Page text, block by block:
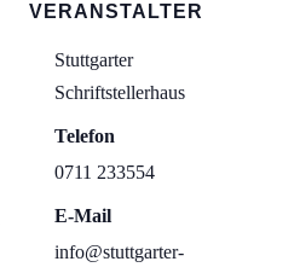
VERANSTALTER
Stuttgarter
Schriftstellerhaus
Telefon
0711 233554
E-Mail
info@stuttgarter-